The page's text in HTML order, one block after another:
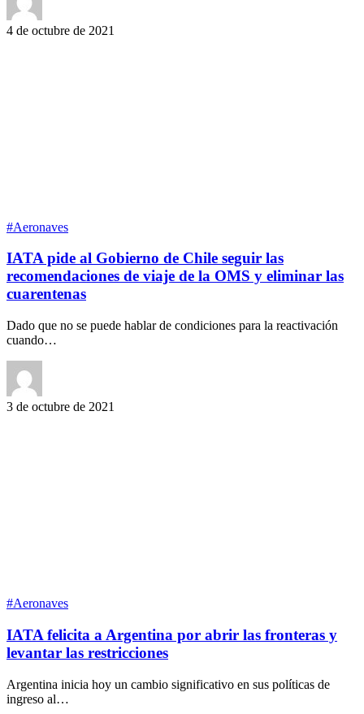
4 de octubre de 2021
#Aeronaves
IATA pide al Gobierno de Chile seguir las
recomendaciones de viaje de la OMS y eliminar las
cuarentenas
Dado que no se puede hablar de condiciones para la reactivación
cuando…
3 de octubre de 2021
#Aeronaves
IATA felicita a Argentina por abrir las fronteras y
levantar las restricciones
Argentina inicia hoy un cambio significativo en sus políticas de
ingreso al…